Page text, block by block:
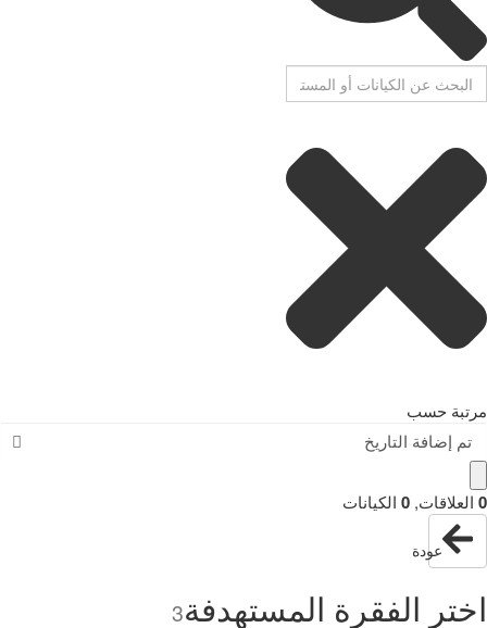
مرتبة حسب
تم إضافة التاريخ
0 العلاقات,
0 الكيانات
عودة
اختر الفقرة المستهدفة3